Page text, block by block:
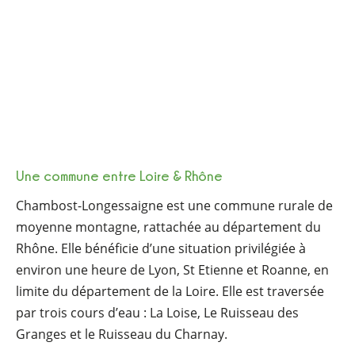
Une commune entre Loire & Rhône
Chambost-Longessaigne est une commune rurale de
moyenne montagne, rattachée au département du
Rhône. Elle bénéficie d’une situation privilégiée à
environ une heure de Lyon, St Etienne et Roanne, en
limite du département de la Loire. Elle est traversée
par trois cours d’eau : La Loise, Le Ruisseau des
Granges et le Ruisseau du Charnay.